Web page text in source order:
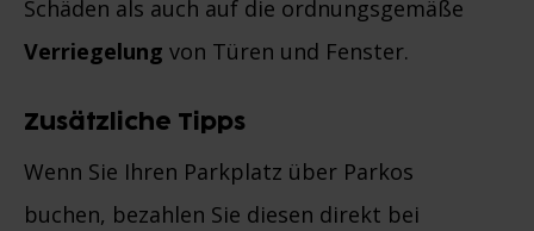
Schäden als auch auf die ordnungsgemäße
Verriegelung von Türen und Fenster.
Zusätzliche Tipps
Wenn Sie Ihren Parkplatz über Parkos
buchen, bezahlen Sie diesen direkt bei